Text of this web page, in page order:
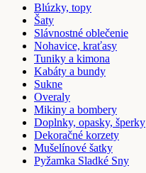
Blúzky, topy
Šaty
Slávnostné oblečenie
Nohavice, kraťasy
Tuniky a kimona
Kabáty a bundy
Sukne
Overaly
Mikiny a bombery
Doplnky, opasky, šperky
Dekoračné korzety
Mušelínové šatky
Pyžamka Sladké Sny